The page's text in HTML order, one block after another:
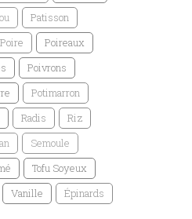
Patisson
Poire
Poireaux
Poivrons
Potimarron
Radis
Riz
Semoule
Tofu Soyeux
Vanille Épinards